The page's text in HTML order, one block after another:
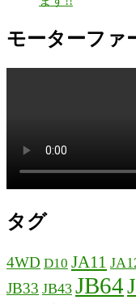
モーターファ
タグ
4WD D10 JA11
JB33 JB43 JB64